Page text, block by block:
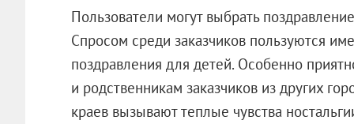
Пользователи могут выбрать
Спросом среди заказчиков пользуются
поздравления для детей. Особенно
и родственникам заказчиков из других
краев вызывают теплые чувства